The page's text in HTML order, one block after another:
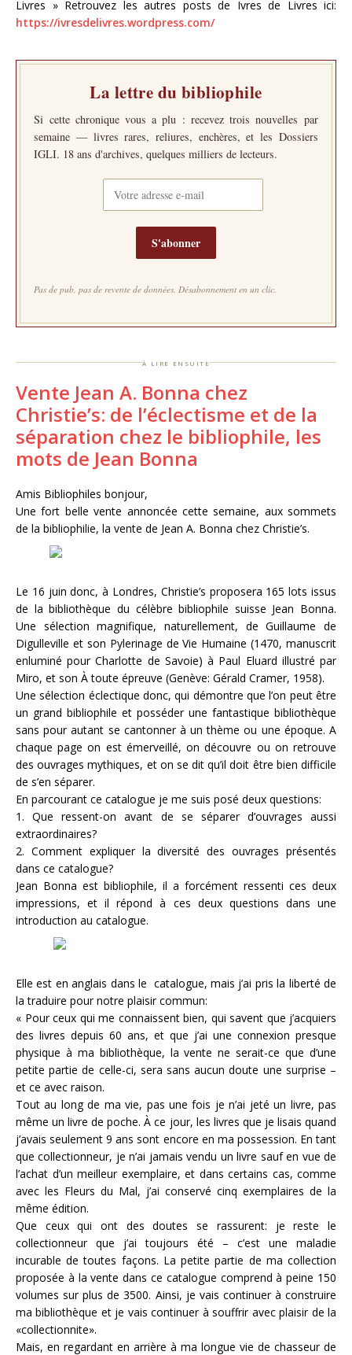
Livres » Retrouvez les autres posts de Ivres de Livres ici:
https://ivresdelivres.wordpress.com/
La lettre du bibliophile
Si cette chronique vous a plu : recevez trois nouvelles par
semaine — livres rares, reliures, enchères, et les Dossiers
IGLI. 18 ans d'archives, quelques milliers de lecteurs.
S'abonner
Pas de pub, pas de revente de données. Désabonnement en un clic.
à lire ensuite
Vente Jean A. Bonna chez
Christie’s: de l’éclectisme et de la
séparation chez le bibliophile, les
mots de Jean Bonna
Amis Bibliophiles bonjour,
Une fort belle vente annoncée cette semaine, aux sommets
de la bibliophilie, la vente de Jean A. Bonna chez Christie’s.
Le 16 juin donc, à Londres, Christie’s proposera 165 lots issus
de la bibliothèque du célèbre bibliophile suisse Jean Bonna.
Une sélection magnifique, naturellement, de Guillaume de
Digulleville et son Pylerinage de Vie Humaine (1470, manuscrit
enluminé pour Charlotte de Savoie) à Paul Eluard illustré par
Miro, et son À toute épreuve (Genève: Gérald Cramer, 1958).
Une sélection éclectique donc, qui démontre que l’on peut être
un grand bibliophile et posséder une fantastique bibliothèque
sans pour autant se cantonner à un thème ou une époque. A
chaque page on est émerveillé, on découvre ou on retrouve
des ouvrages mythiques, et on se dit qu’il doit être bien difficile
de s’en séparer.
En parcourant ce catalogue je me suis posé deux questions:
1. Que ressent-on avant de se séparer d’ouvrages aussi
extraordinaires?
2. Comment expliquer la diversité des ouvrages présentés
dans ce catalogue?
Jean Bonna est bibliophile, il a forcément ressenti ces deux
impressions, et il répond à ces deux questions dans une
introduction au catalogue.
Elle est en anglais dans le catalogue, mais j’ai pris la liberté de
la traduire pour notre plaisir commun:
« Pour ceux qui me connaissent bien, qui savent que j’acquiers
des livres depuis 60 ans, et que j’ai une connexion presque
physique à ma bibliothèque, la vente ne serait-ce que d’une
petite partie de celle-ci, sera sans aucun doute une surprise –
et ce avec raison.
Tout au long de ma vie, pas une fois je n’ai jeté un livre, pas
même un livre de poche. À ce jour, les livres que je lisais quand
j’avais seulement 9 ans sont encore en ma possession. En tant
que collectionneur, je n’ai jamais vendu un livre sauf en vue de
l’achat d’un meilleur exemplaire, et dans certains cas, comme
avec les Fleurs du Mal, j’ai conservé cinq exemplaires de la
même édition.
Que ceux qui ont des doutes se rassurent: je reste le
collectionneur que j’ai toujours été – c’est une maladie
incurable de toutes façons. La petite partie de ma collection
proposée à la vente dans ce catalogue comprend à peine 150
volumes sur plus de 3500. Ainsi, je vais continuer à construire
ma bibliothèque et je vais continuer à souffrir avec plaisir de la
«collectionnite».
Mais, en regardant en arrière à ma longue vie de chasseur de